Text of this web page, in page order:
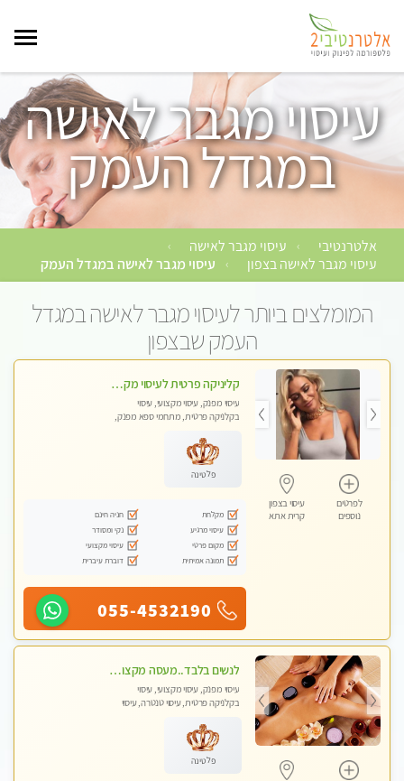
עיסוי מגבר לאישה
במגדל העמק
אלטרנטיבי › עיסוי מגבר לאישה ›
עיסוי מגבר לאישה בצפון › עיסוי מגבר לאישה במגדל העמק
המומלצים ביותר לעיסוי מגבר לאישה במגדל
העמק שבצפון
לפרטים
נוספים
עיסוי בצפון
קרית אתא
קליניקה פרטית לעיסוי מקצועי ואלטרנטיבי ברמה גבוהה VIP תתקשר ..... highly recommended..new in the city
עיסוי מפנק, עיסוי מקצועי, עיסוי
בקלניקה פרטית, מתחמי ספא מפנק,
טנטרה, עיסוי מגבר לגבר, עיסוי מגבר
לאישה
פלטינה
מקלחת
חניה חינם
עיסוי מרגיע
נקי ומסודר
מקום פרטי
עיסוי מקצועי
תמונה אמיתית
דוברת עיברית
055-4532190
לנשים בלבד..מעסה מקצועי לנשים בלבד לעיסוי מרגיע ומפנק VIP-מומלץ לחלוטין! פרטי! ​​​​​​
עיסוי מפנק, עיסוי מקצועי, עיסוי
בקלניקה פרטית, עיסוי טנטרה, עיסוי
פלטינה